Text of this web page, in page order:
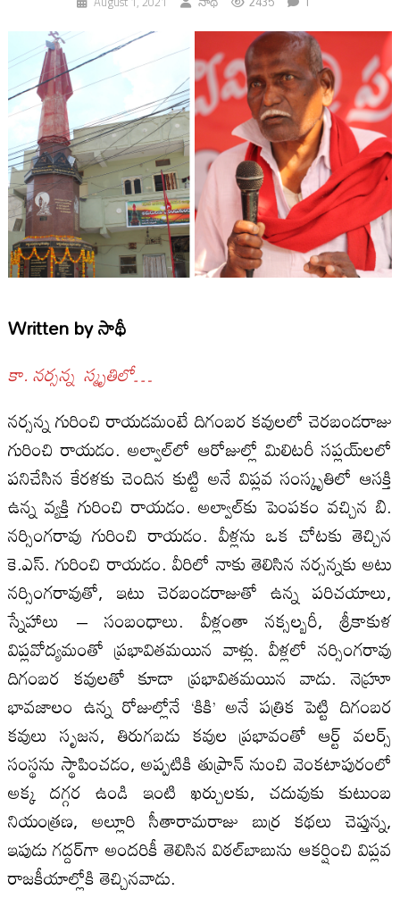
Written byసాథీ
కా. నర్సన్న స్మృతిలో…
నర్సన్న గురించి రాయడమంటే దిగంబర కవులలో చెరబండరాజు
గురించి రాయడం. అల్వాల్‌లో ఆరోజుల్లో మిలిటరీ సప్లయ్‌లలో
పనిచేసిన కేరళకు చెందిన కుట్టి అనే విప్లవ సంస్కృతిలో ఆసక్తి
ఉన్న వ్యక్తి గురించి రాయడం. అల్వాల్‌కు పెంపకం వచ్చిన బి.
నర్సింగరావు గురించి రాయడం. వీళ్లను ఒక చోటకు తెచ్చిన
కె.ఎస్‌. గురించి రాయడం. వీరిలో నాకు తెలిసిన నర్సన్నకు అటు
నర్సింగరావుతో, ఇటు చెరబండరాజుతో ఉన్న పరిచయాలు,
స్నేహాలు – సంబంధాలు. వీళ్లంతా నక్సల్బరీ, శ్రీకాకుళ
విప్లవోద్యమంతో ప్రభావితమయిన వాళ్లు. వీళ్లలో నర్సింగరావు
దిగంబర కవులతో కూడా ప్రభావితమయిన వాడు. నెహ్రూ
భావజాలం ఉన్న రోజుల్లోనే ‘కికి’ అనే పత్రిక పెట్టి దిగంబర
కవులు సృజన, తిరుగబడు కవుల ప్రభావంతో ఆర్ట్‌ వలర్స్‌
సంస్థను స్థాపించడం, అప్పటికి తుప్రాన్‌ నుంచి వెంకటాపురంలో
అక్క దగ్గర ఉండి ఇంటి ఖర్చులకు, చదువుకు కుటుంబ
నియంత్రణ, అల్లూరి సీతారామరాజు బుర్ర కథలు చెప్తున్న,
ఇపుడు గద్దర్‌గా అందరికీ తెలిసిన విఠల్‌బాబును ఆకర్షించి విప్లవ
రాజకీయాల్లోకి తెచ్చినవాడు.